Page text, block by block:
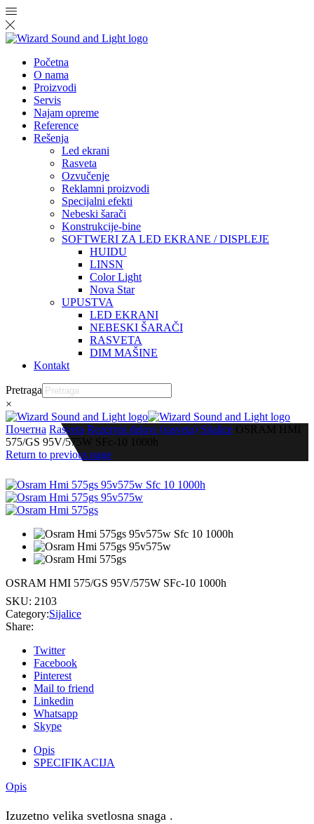
Početna
O nama
Proizvodi
Servis
Najam opreme
Reference
Rešenja
Led ekrani
Rasveta
Ozvučenje
Reklamni proizvodi
Specijalni efekti
Nebeski šarači
Konstrukcije-bine
SOFTWERI ZA LED EKRANE / DISPLEJE
HUIDU
LINSN
Color Light
Nova Star
UPUSTVA
LED EKRANI
NEBESKI ŠARAČI
RASVETA
DIM MAŠINE
Kontakt
Pretraga
×
Почетна Rasveta Rezervni delovi (rasveta) Sijalice OSRAM HMI
575/GS 95V/575W SFc-10 1000h
Return to previous page
OSRAM HMI 575/GS 95V/575W SFc-10 1000h
SKU: 2103
Category:Sijalice
Share:
Twitter
Facebook
Pinterest
Mail to friend
Linkedin
Whatsapp
Skype
Opis
SPECIFIKACIJA
Opis
Izuzetno velika svetlosna snaga .